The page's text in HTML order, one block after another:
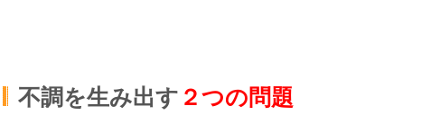
不調を生み出す ２つの問題